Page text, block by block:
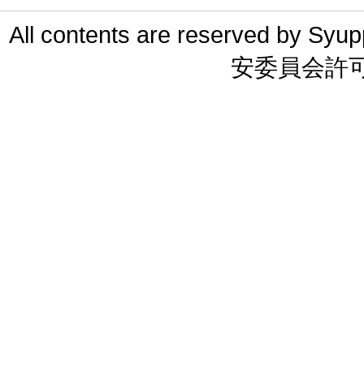
All contents are reserved by
安委員会許